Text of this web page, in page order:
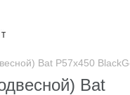
Bat P57х450
Bat